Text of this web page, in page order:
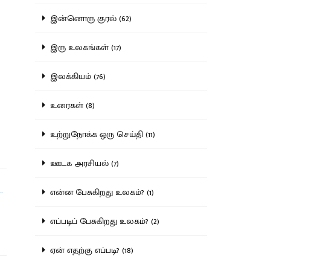
இன்னொரு குரல் (62)
இரு உலகங்கள் (17)
இலக்கியம் (76)
உரைகள் (8)
உற்றுநோக்க ஒரு செய்தி (11)
ஊடக அரசியல் (7)
என்ன பேசுகிறது உலகம்? (1)
எப்படிப் பேசுகிறது உலகம்? (2)
ஏன் எதற்கு எப்படி? (18)